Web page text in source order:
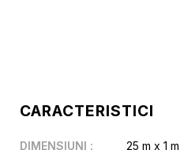
CARACTERISTICI
DIMENSIUNI : 25 m x 1 m